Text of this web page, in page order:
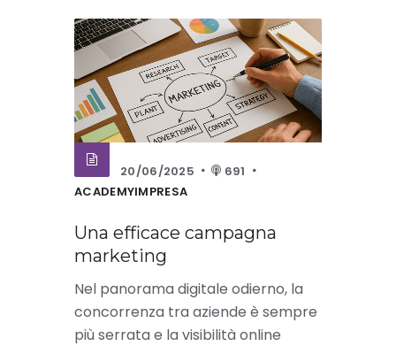
20/06/2025
691
ACADEMYIMPRESA
Una efficace campagna
marketing
Nel panorama digitale odierno, la
concorrenza tra aziende è sempre
più serrata e la visibilità online